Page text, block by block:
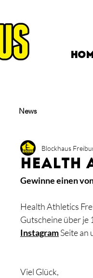
News
HEALTH
Blockhaus
Gewinne einen
Health Athletics
Gutscheine über je
Instagram Seite an
Viel Glück,